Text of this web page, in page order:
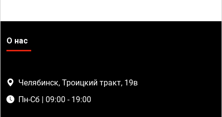
О нас
Челябинск, Троицкий тракт, 19в
Пн-Сб | 09:00 - 19:00